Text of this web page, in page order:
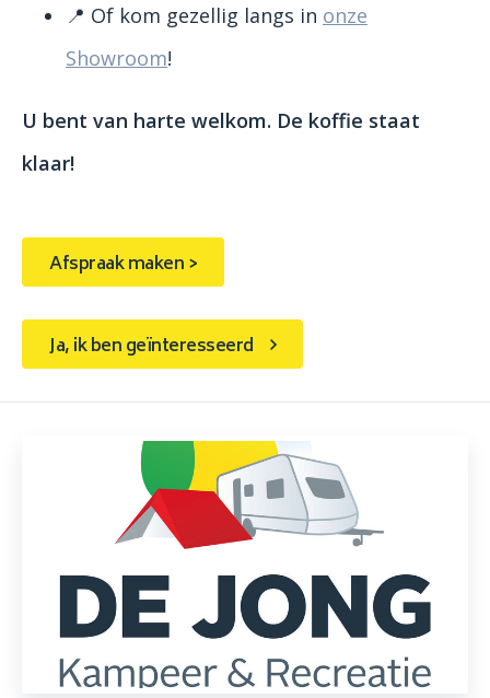
📍 Of kom gezellig langs in onze
Showroom!
U bent van harte welkom. De koffie staat
klaar!
Afspraak maken >
Ja, ik ben geïnteresseerd